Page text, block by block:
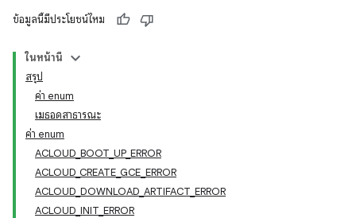
ข้อมูลนี้มีประโยชน์ไหม
ในหน้านี้
สรุป
ค่า enum
เมธอดสาธารณะ
ค่า enum
ACLOUD_BOOT_UP_ERROR
ACLOUD_CREATE_GCE_ERROR
ACLOUD_DOWNLOAD_ARTIFACT_ERROR
ACLOUD_INIT_ERROR